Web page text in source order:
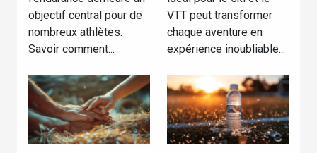
des sportifs
objectif central pour de
nombreux athlètes.
Savoir comment...
ski et le VTT
VTT peut transformer
chaque aventure en
expérience inoubliable...